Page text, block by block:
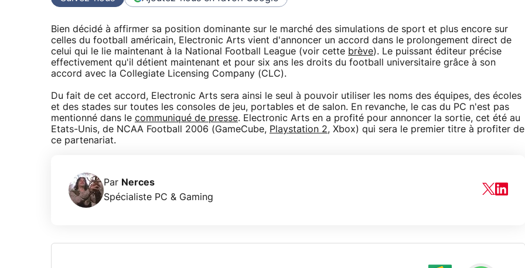
Bien décidé à affirmer sa position dominante sur le marché des simulations de sport et plus encore sur
celles du football américain, Electronic Arts vient d'annoncer un accord dans le prolongement direct de
celui qui le lie maintenant à la National Football League (voir cette brève). Le puissant éditeur précise
effectivement qu'il détient maintenant et pour six ans les droits du football universitaire grâce à son
accord avec la Collegiate Licensing Company (CLC).
Du fait de cet accord, Electronic Arts sera ainsi le seul à pouvoir utiliser les noms des équipes, des écoles
et des stades sur toutes les consoles de jeu, portables et de salon. En revanche, le cas du PC n'est pas
mentionné dans le communiqué de presse. Electronic Arts en a profité pour annoncer la sortie, cet été au
Etats-Unis, de NCAA Football 2006 (GameCube, Playstation 2, Xbox) qui sera le premier titre à profiter de
ce partenariat.
Par Nerces
Spécialiste PC & Gaming